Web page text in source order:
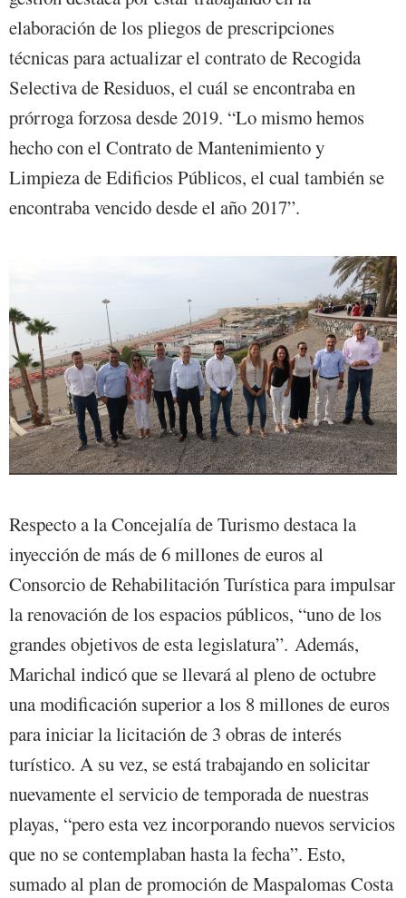
elaboración de los pliegos de prescripciones
técnicas para actualizar el contrato de Recogida
Selectiva de Residuos, el cuál se encontraba en
prórroga forzosa desde 2019. “Lo mismo hemos
hecho con el Contrato de Mantenimiento y
Limpieza de Edificios Públicos, el cual también se
encontraba vencido desde el año 2017”.
Respecto a la Concejalía de Turismo destaca la
inyección de más de 6 millones de euros al
Consorcio de Rehabilitación Turística para impulsar
la renovación de los espacios públicos, “uno de los
grandes objetivos de esta legislatura”. Además,
Marichal indicó que se llevará al pleno de octubre
una modificación superior a los 8 millones de euros
para iniciar la licitación de 3 obras de interés
turístico. A su vez, se está trabajando en solicitar
nuevamente el servicio de temporada de nuestras
playas, “pero esta vez incorporando nuevos servicios
que no se contemplaban hasta la fecha”. Esto,
sumado al plan de promoción de Maspalomas Costa